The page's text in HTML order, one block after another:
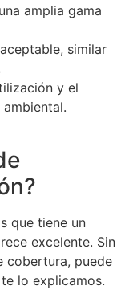
amplia gama
similar
y el
que tiene un
excelente. Sin
cobertura, puede
te lo explicamos.